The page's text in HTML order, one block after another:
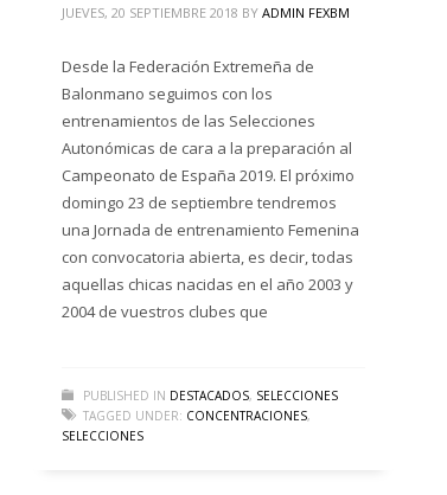
JUEVES, 20 SEPTIEMBRE 2018 BY ADMIN FEXBM
Desde la Federación Extremeña de
Balonmano seguimos con los
entrenamientos de las Selecciones
Autonómicas de cara a la preparación al
Campeonato de España 2019. El próximo
domingo 23 de septiembre tendremos
una Jornada de entrenamiento Femenina
con convocatoria abierta, es decir, todas
aquellas chicas nacidas en el año 2003 y
2004 de vuestros clubes que
PUBLISHED IN DESTACADOS, SELECCIONES
TAGGED UNDER: CONCENTRACIONES,
SELECCIONES